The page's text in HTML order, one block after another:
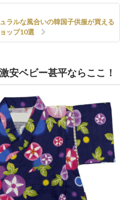
ラルな風合いの韓国子供服が買える
ップ10選
安ベビー甚平ならここ！